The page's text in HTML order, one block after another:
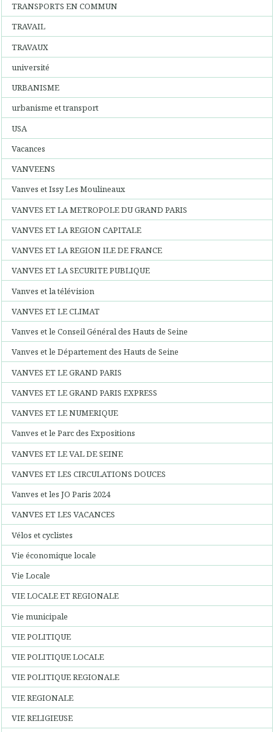
TRANSPORTS EN COMMUN
TRAVAIL
TRAVAUX
université
URBANISME
urbanisme et transport
USA
Vacances
VANVEENS
Vanves et Issy Les Moulineaux
VANVES ET LA METROPOLE DU GRAND PARIS
VANVES ET LA REGION CAPITALE
VANVES ET LA REGION ILE DE FRANCE
VANVES ET LA SECURITE PUBLIQUE
Vanves et la télévision
VANVES ET LE CLIMAT
Vanves et le Conseil Général des Hauts de Seine
Vanves et le Département des Hauts de Seine
VANVES ET LE GRAND PARIS
VANVES ET LE GRAND PARIS EXPRESS
VANVES ET LE NUMERIQUE
Vanves et le Parc des Expositions
VANVES ET LE VAL DE SEINE
VANVES ET LES CIRCULATIONS DOUCES
Vanves et les JO Paris 2024
VANVES ET LES VACANCES
Vélos et cyclistes
Vie économique locale
Vie Locale
VIE LOCALE ET REGIONALE
Vie municipale
VIE POLITIQUE
VIE POLITIQUE LOCALE
VIE POLITIQUE REGIONALE
VIE REGIONALE
VIE RELIGIEUSE